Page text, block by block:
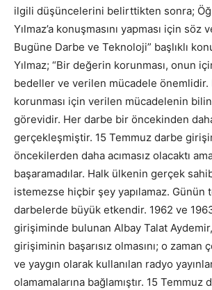
ilgili düşüncelerini belirttikten sonra;
Yılmaz’a konuşmasını yapması için söz
Bugüne Darbe ve Teknoloji” başlıklı
Yılmaz; “Bir değerin korunması, onun
bedeller ve verilen mücadele önemlidir.
korunması için verilen mücadelenin
görevidir. Her darbe bir öncekinden daha
gerçekleşmiştir. 15 Temmuz darbe
öncekilerden daha acımasız olacaktı
başaramadılar. Halk ülkenin gerçek
istemezse hiçbir şey yapılamaz. Günün
darbelerde büyük etkendir. 1962 ve
girişiminde bulunan Albay Talat
girişiminin başarısız olmasını; o zaman
ve yaygın olarak kullanılan radyo
olamamalarına bağlamıştır. 15 Temmuz